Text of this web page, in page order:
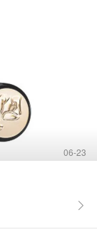
06-23